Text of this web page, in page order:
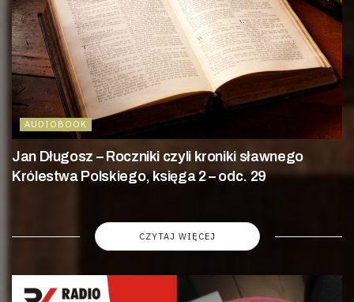
AUDIOBOOK
Jan Długosz – Roczniki czyli kroniki sławnego
Królestwa Polskiego, księga 2 – odc. 29
CZYTAJ WIĘCEJ